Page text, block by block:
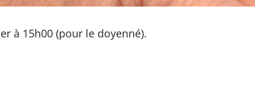
à 15h00 (pour le doyenné).